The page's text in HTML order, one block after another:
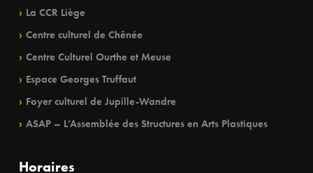
La CCR Liège
Centre culturel de Chênée
Centre Culturel Ourthe et Meuse
Espace Georges Truffaut
Foyer culturel de Jupille-Wandre
ASAP – L’Assemblée des Structures en Arts Plastiques
Horaires